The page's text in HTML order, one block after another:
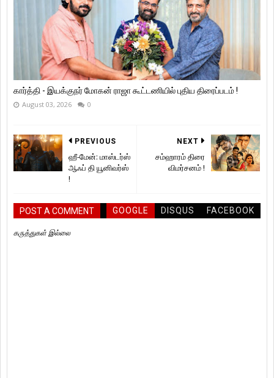
கார்த்தி - இயக்குநர் மோகன் ராஜா கூட்டணியில் புதிய திரைப்படம் !
August 03, 2026 0
NEXT
சம்ஹாரம் திரை
விமர்சனம் !
PREVIOUS
ஹீ-மேன்: மாஸ்டர்ஸ்
ஆஃப் தி யூனிவர்ஸ்
!
POST A COMMENT GOOGLE DISQUS FACEBOOK
கருத்துகள் இல்லை